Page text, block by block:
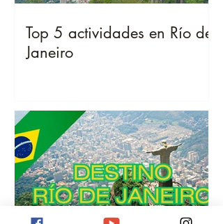
Top 5 actividades en Río de
Janeiro